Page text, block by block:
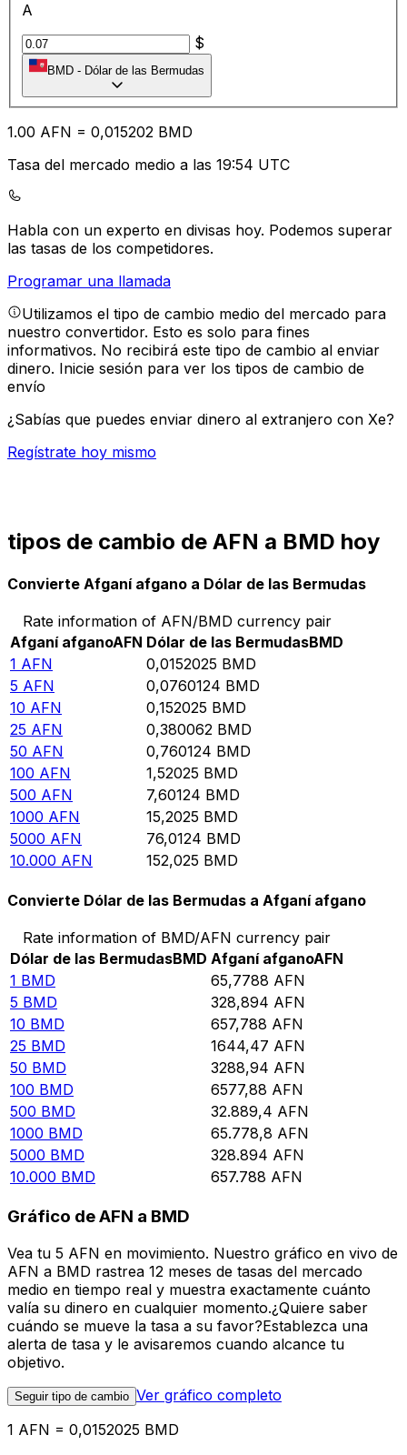
A
$
BMD - Dólar de las Bermudas
1.00 AFN = 0,015202 BMD
Tasa del mercado medio a las 19:54 UTC
Habla con un experto en divisas hoy. Podemos superar
las tasas de los competidores.
Programar una llamada
Utilizamos el tipo de cambio medio del mercado para
nuestro convertidor. Esto es solo para fines
informativos. No recibirá este tipo de cambio al enviar
dinero. Inicie sesión para ver los tipos de cambio de
envío
¿Sabías que puedes enviar dinero al extranjero con Xe?
Regístrate hoy mismo
tipos de cambio de AFN a BMD hoy
Convierte Afganí afgano a Dólar de las Bermudas
Rate information of AFN/BMD currency pair
Afganí afganoAFN Dólar de las BermudasBMD
1 AFN 0,0152025 BMD
5 AFN 0,0760124 BMD
10 AFN 0,152025 BMD
25 AFN 0,380062 BMD
50 AFN 0,760124 BMD
100 AFN 1,52025 BMD
500 AFN 7,60124 BMD
1000 AFN 15,2025 BMD
5000 AFN 76,0124 BMD
10.000 AFN 152,025 BMD
Convierte Dólar de las Bermudas a Afganí afgano
Rate information of BMD/AFN currency pair
Dólar de las BermudasBMD Afganí afganoAFN
1 BMD 65,7788 AFN
5 BMD 328,894 AFN
10 BMD 657,788 AFN
25 BMD 1644,47 AFN
50 BMD 3288,94 AFN
100 BMD 6577,88 AFN
500 BMD 32.889,4 AFN
1000 BMD 65.778,8 AFN
5000 BMD 328.894 AFN
10.000 BMD 657.788 AFN
Gráfico de AFN a BMD
Vea tu 5 AFN en movimiento. Nuestro gráfico en vivo de
AFN a BMD rastrea 12 meses de tasas del mercado
medio en tiempo real y muestra exactamente cuánto
valía su dinero en cualquier momento.¿Quiere saber
cuándo se mueve la tasa a su favor?Establezca una
alerta de tasa y le avisaremos cuando alcance tu
objetivo.
Seguir tipo de cambio Ver gráfico completo
1 AFN = 0,0152025 BMD